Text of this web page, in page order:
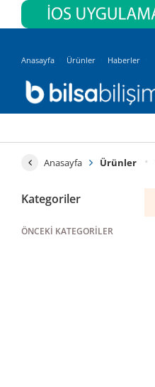
Anasayfa Ürünler Haberler
Anasayfa Ürünler
Kategoriler
ÖNCEKI KATEGORILER